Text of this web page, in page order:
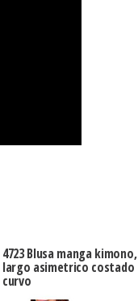
4723 Blusa manga kimono,
largo asimetrico costado
curvo